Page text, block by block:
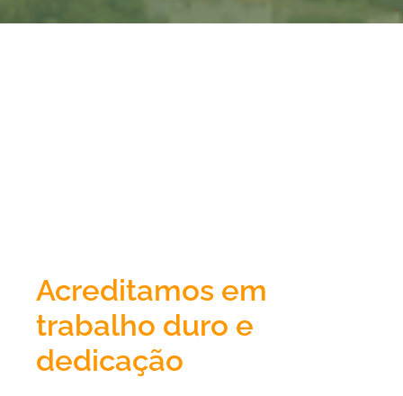
Acreditamos em
trabalho duro e
dedicação